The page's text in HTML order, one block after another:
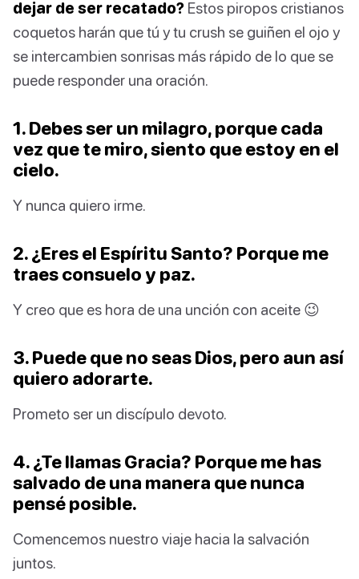
dejar de ser recatado? Estos piropos cristianos
coquetos harán que tú y tu crush se guiñen el ojo y
se intercambien sonrisas más rápido de lo que se
puede responder una oración.
1. Debes ser un milagro, porque cada
vez que te miro, siento que estoy en el
cielo.
Y nunca quiero irme.
2. ¿Eres el Espíritu Santo? Porque me
traes consuelo y paz.
Y creo que es hora de una unción con aceite 😉
3. Puede que no seas Dios, pero aun así
quiero adorarte.
Prometo ser un discípulo devoto.
4. ¿Te llamas Gracia? Porque me has
salvado de una manera que nunca
pensé posible.
Comencemos nuestro viaje hacia la salvación
juntos.